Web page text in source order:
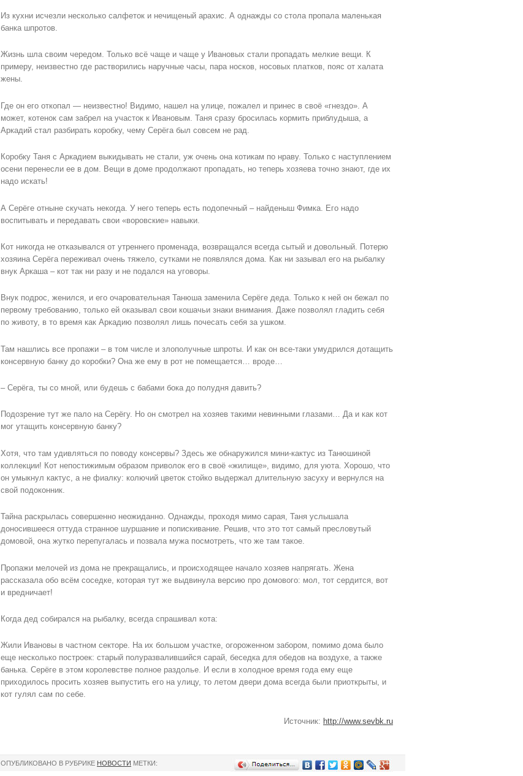
Из кухни исчезли несколько салфеток и нечищеный арахис. А однажды со стола пропала маленькая
банка шпротов.
Жизнь шла своим чередом. Только всё чаще и чаще у Ивановых стали пропадать мелкие вещи. К
примеру, неизвестно где растворились наручные часы, пара носков, носовых платков, пояс от халата
жены.
Где он его откопал — неизвестно! Видимо, нашел на улице, пожалел и принес в своё «гнездо». А
может, котенок сам забрел на участок к Ивановым. Таня сразу бросилась кормить приблудыша, а
Аркадий стал разбирать коробку, чему Серёга был совсем не рад.
Коробку Таня с Аркадием выкидывать не стали, уж очень она котикам по нраву. Только с наступлением
осени перенесли ее в дом. Вещи в доме продолжают пропадать, но теперь хозяева точно знают, где их
надо искать!
А Серёге отныне скучать некогда. У него теперь есть подопечный – найденыш Фимка. Его надо
воспитывать и передавать свои «воровские» навыки.
Кот никогда не отказывался от утреннего променада, возвращался всегда сытый и довольный. Потерю
хозяина Серёга переживал очень тяжело, сутками не появлялся дома. Как ни зазывал его на рыбалку
внук Аркаша – кот так ни разу и не подался на уговоры.
Внук подрос, женился, и его очаровательная Танюша заменила Серёге деда. Только к ней он бежал по
первому требованию, только ей оказывал свои кошачьи знаки внимания. Даже позволял гладить себя
по животу, в то время как Аркадию позволял лишь почесать себя за ушком.
Там нашлись все пропажи – в том числе и злополучные шпроты. И как он все-таки умудрился дотащить
консервную банку до коробки? Она же ему в рот не помещается… вроде…
– Серёга, ты со мной, или будешь с бабами бока до полудня давить?
Подозрение тут же пало на Серёгу. Но он смотрел на хозяев такими невинными глазами… Да и как кот
мог утащить консервную банку?
Хотя, что там удивляться по поводу консервы? Здесь же обнаружился мини-кактус из Танюшиной
коллекции! Кот непостижимым образом приволок его в своё «жилище», видимо, для уюта. Хорошо, что
он умыкнул кактус, а не фиалку: колючий цветок стойко выдержал длительную засуху и вернулся на
свой подоконник.
Тайна раскрылась совершенно неожиданно. Однажды, проходя мимо сарая, Таня услышала
доносившееся оттуда странное шуршание и попискивание. Решив, что это тот самый пресловутый
домовой, она жутко перепугалась и позвала мужа посмотреть, что же там такое.
Пропажи мелочей из дома не прекращались, и происходящее начало хозяев напрягать. Жена
рассказала обо всём соседке, которая тут же выдвинула версию про домового: мол, тот сердится, вот
и вредничает!
Когда дед собирался на рыбалку, всегда спрашивал кота:
Жили Ивановы в частном секторе. На их большом участке, огороженном забором, помимо дома было
еще несколько построек: старый полуразвалившийся сарай, беседка для обедов на воздухе, а также
банька. Серёге в этом королевстве полное раздолье. И если в холодное время года ему еще
приходилось просить хозяев выпустить его на улицу, то летом двери дома всегда были приоткрыты, и
кот гулял сам по себе.
Источник: http://www.sevbk.ru
ОПУБЛИКОВАНО В РУБРИКЕ НОВОСТИ МЕТКИ: